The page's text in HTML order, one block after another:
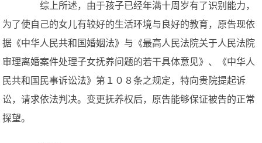
综上所述，由于孩子已经年满十周岁有了识别能力，
为了使自己的女儿有较好的生活环境与良好的教育，原告现依
据《中华人民共和国婚姻法》与《最高人民法院关于人民法院
审理离婚案件处理子女抚养问题的若干具体意见》、《中华人
民共和国民事诉讼法》第１０８条之规定，特向贵院提起诉
讼，请求依法判决。变更抚养权后，原告能够保证被告的正常
探望。